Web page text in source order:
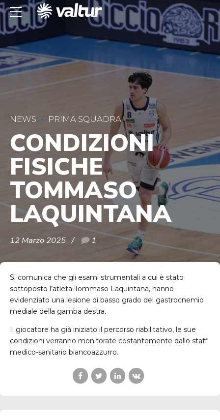
NEWS PRIMA SQUADRA
CONDIZIONI
FISICHE
TOMMASO
LAQUINTANA
12 Marzo 2025 1
Si comunica che gli esami strumentali a cui è stato
sottoposto l’atleta Tommaso Laquintana, hanno
evidenziato una lesione di basso grado del gastrocnemio
mediale della gamba destra.
Il giocatore ha già iniziato il percorso riabilitativo, le sue
condizioni verranno monitorate costantemente dallo staff
medico-sanitario biancoazzurro.